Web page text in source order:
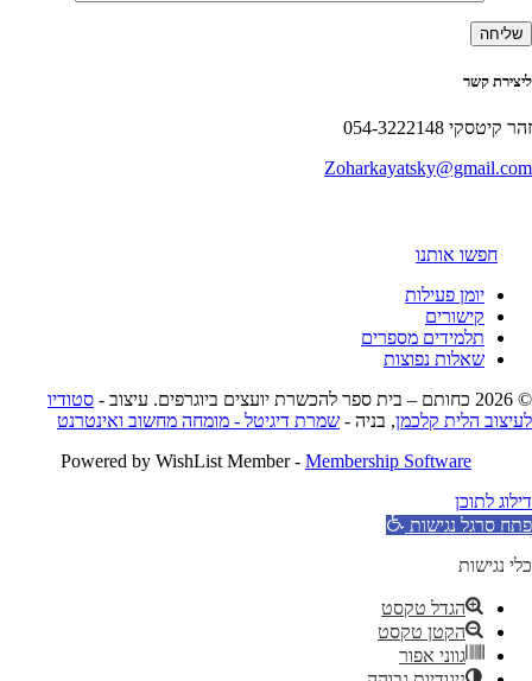
קשר
קיטסקי 054-3222148
חפשו אותנו
יומן פעילות
קישורים
תלמידים מספרים
שאלות נפוצות
ספר להכשרת יועצים ביוגרפים. עיצוב -
סטודיו
הלית קלכמן, בניה - שמרת דיגיטל - מומחה מחשוב ואינטרנט
Powered by WishList Member -Membership Software
לתוכן
סרגל נגישות
נגישות
הגדל טקסט
הקטן טקסט
גווני אפור